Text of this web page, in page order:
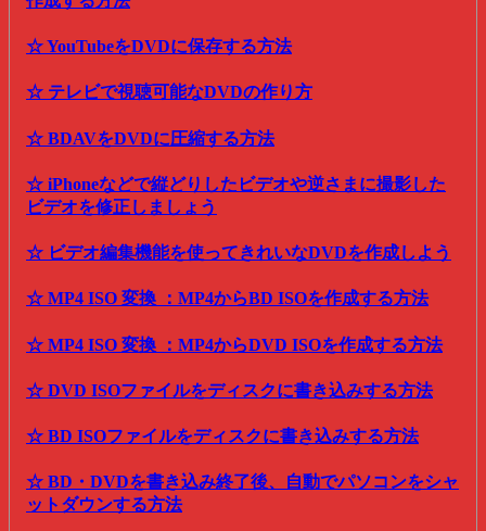
☆ YouTubeをDVDに保存する方法
☆ テレビで視聴可能なDVDの作り方
☆ BDAVをDVDに圧縮する方法
☆ iPhoneなどで縦どりしたビデオや逆さまに撮影した
ビデオを修正しましょう
☆ ビデオ編集機能を使ってきれいなDVDを作成しよう
☆ MP4 ISO 変換 ：MP4からBD ISOを作成する方法
☆ MP4 ISO 変換 ：MP4からDVD ISOを作成する方法
☆ DVD ISOファイルをディスクに書き込みする方法
☆ BD ISOファイルをディスクに書き込みする方法
☆ BD・DVDを書き込み終了後、自動でパソコンをシャ
ットダウンする方法